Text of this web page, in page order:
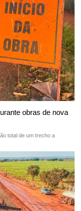
obras de nova
total de um trecho a